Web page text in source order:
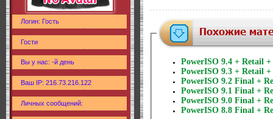
Логин: Гость
Гости
Вы у нас: -й день
Ваш IP: 216.73.216.122
Личных сообщений:
PowerISO 9.4 + Retail
PowerISO 9.3 + Retail
PowerISO 9.2 Final +
PowerISO 9.1 Final +
PowerISO 9.0 Final +
PowerISO 8.8 Final +